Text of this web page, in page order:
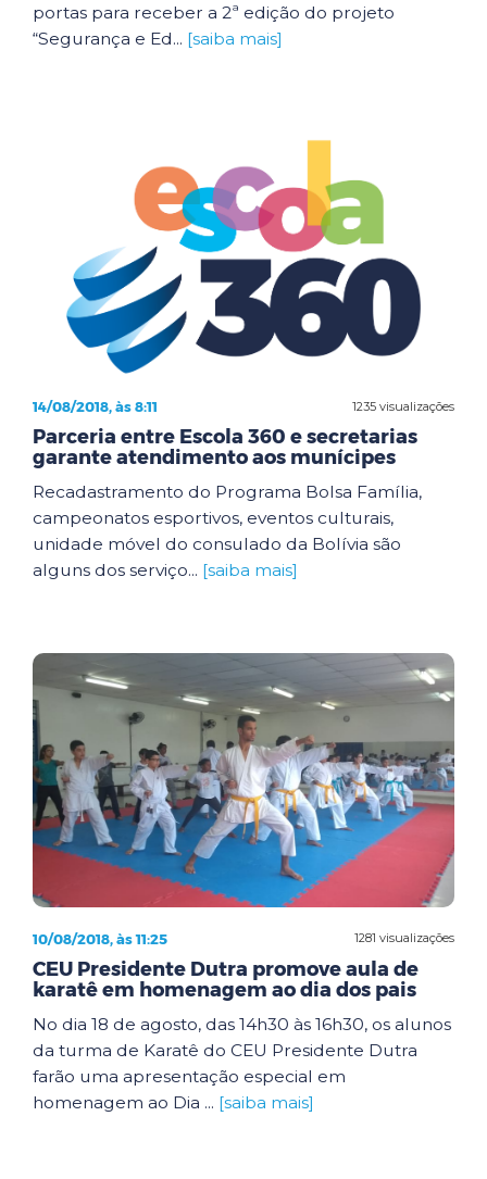
portas para receber a 2ª edição do projeto
“Segurança e Ed... [saiba mais]
1235 visualizações
14/08/2018, às 8:11
Parceria entre Escola 360 e secretarias
garante atendimento aos munícipes
Recadastramento do Programa Bolsa Família,
campeonatos esportivos, eventos culturais,
unidade móvel do consulado da Bolívia são
alguns dos serviço... [saiba mais]
1281 visualizações
10/08/2018, às 11:25
CEU Presidente Dutra promove aula de
karatê em homenagem ao dia dos pais
No dia 18 de agosto, das 14h30 às 16h30, os alunos
da turma de Karatê do CEU Presidente Dutra
farão uma apresentação especial em
homenagem ao Dia ... [saiba mais]